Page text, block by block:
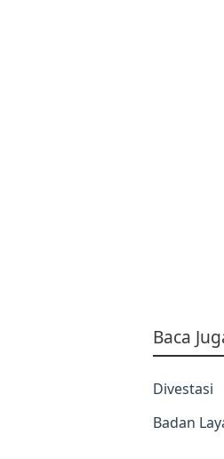
Baca
Divestasi
Badan